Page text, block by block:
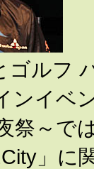
ルフ
ンイベ
祭～で
」に